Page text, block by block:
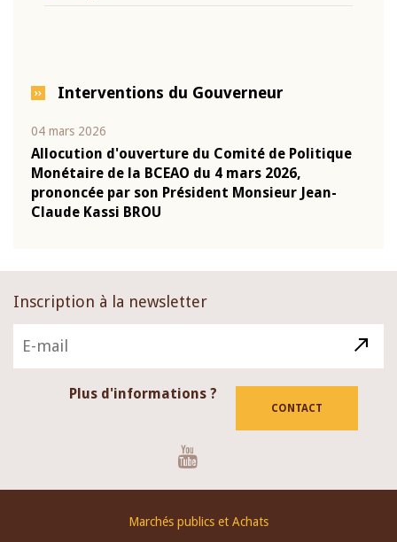
Interventions du Gouverneur
04 mars 2026
Allocution d'ouverture du Comité de Politique
Monétaire de la BCEAO du 4 mars 2026,
prononcée par son Président Monsieur Jean-
Claude Kassi BROU
Inscription à la newsletter
Plus d'informations ?
CONTACT
Marchés publics et Achats